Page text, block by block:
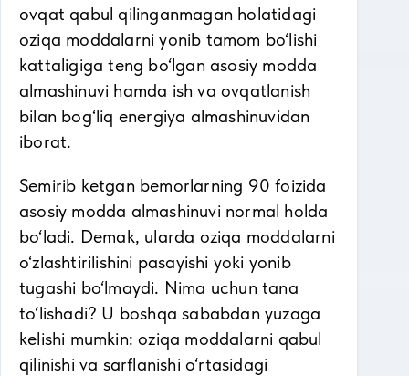
ovqat qabul qilinganmagan holatidagi
oziqa moddalarni yonib tamom bo‘lishi
kattaligiga teng bo‘lgan asosiy modda
almashinuvi hamda ish va ovqatlanish
bilan bog‘liq energiya almashinuvidan
iborat.
Semirib ketgan bemorlarning 90 foizida
asosiy modda almashinuvi normal holda
bo‘ladi. Demak, ularda oziqa moddalarni
o‘zlashtirilishini pasayishi yoki yonib
tugashi bo‘lmaydi. Nima uchun tana
to‘lishadi? U boshqa sababdan yuzaga
kelishi mumkin: oziqa moddalarni qabul
qilinishi va sarflanishi o‘rtasidagi